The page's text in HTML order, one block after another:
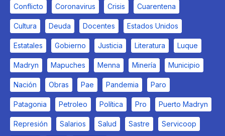
Conflicto Coronavirus Crisis Cuarentena
Cultura Deuda Docentes Estados Unidos
Estatales Gobierno Justicia Literatura Luque
Madryn Mapuches Menna Minería Municipio
Nación Obras Pae Pandemia Paro
Patagonia Petroleo Política Pro Puerto Madryn
Represión Salarios Salud Sastre Servicoop